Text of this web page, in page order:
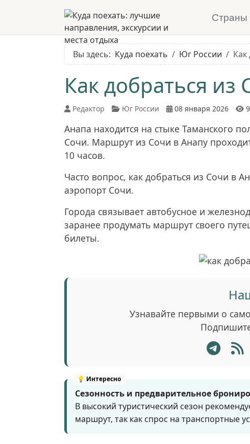
Страны
Вы здесь: Куда поехать Юг России Как
Как добраться из
Редактор Юг России 08 января 2026
Анапа находится на стыке Таманского
Сочи. Маршрут из Сочи в Анапу
10 часов.
Часто вопрос, как добраться из Сочи в
аэропорт Сочи.
Города связывает автобусное и
заранее продумать маршрут своего
билеты.
Узнавайте первыми о
Сезонность и предварительное
В высокий туристический сезон
маршрут, так как спрос на транспортные